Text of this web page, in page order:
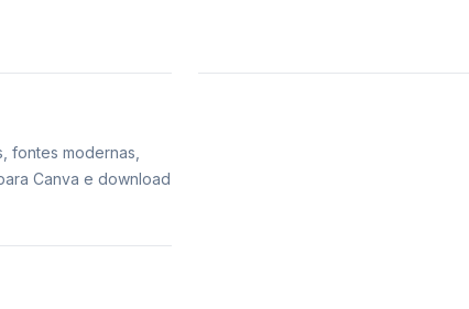
fontes modernas,
Canva e download